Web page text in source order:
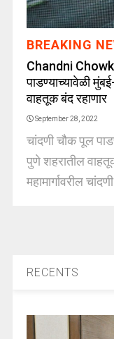
BREAKING
Chandni
पाडण्याच्यावेळी
वाहतूक बंद रहाणार
September 28, 2022
चांदणी चौक पूल
पुणे शहरातील
महामार्गावरील
RECENTS